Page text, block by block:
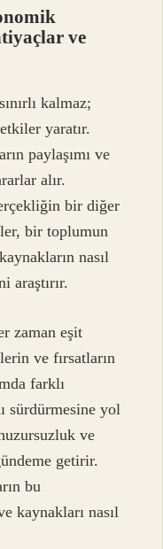
ve
kalmaz;
yaratır.
paylaşımı ve
alır.
bir diğer
bir toplumun
nasıl
araştırır.
zaman eşit
ve fırsatların
farklı
sürdürmesine yol
ve
getirir.
bu
kaynakları nasıl